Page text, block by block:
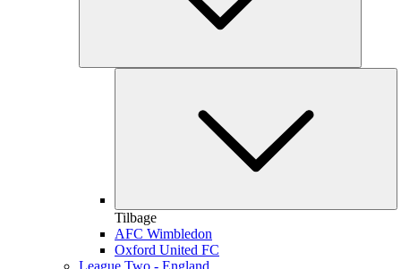
Tilbage
AFC Wimbledon
Oxford United FC
League Two - England